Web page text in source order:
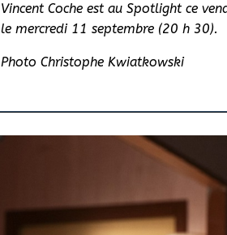
Vincent Coche est au Spotlight ce
le mercredi 11 septembre (20 h 30).
Photo Christophe Kwiatkowski